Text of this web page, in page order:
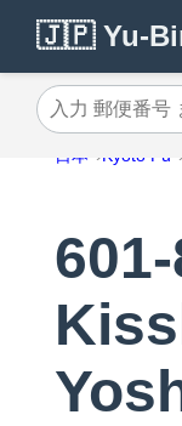
🇯🇵 Yu-
入力 郵便番号
日本 Kyoto Fu